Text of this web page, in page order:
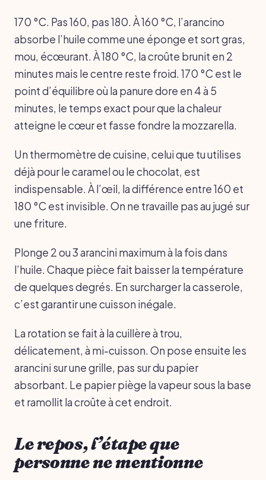
170 °C. Pas 160, pas 180. À 160 °C, l’arancino
absorbe l’huile comme une éponge et sort gras,
mou, écœurant. À 180 °C, la croûte brunit en 2
minutes mais le centre reste froid. 170 °C est le
point d’équilibre où la panure dore en 4 à 5
minutes, le temps exact pour que la chaleur
atteigne le cœur et fasse fondre la mozzarella.
Un thermomètre de cuisine, celui que tu utilises
déjà pour le caramel ou le chocolat, est
indispensable. À l’œil, la différence entre 160 et
180 °C est invisible. On ne travaille pas au jugé sur
une friture.
Plonge 2 ou 3 arancini maximum à la fois dans
l’huile. Chaque pièce fait baisser la température
de quelques degrés. En surcharger la casserole,
c’est garantir une cuisson inégale.
La rotation se fait à la cuillère à trou,
délicatement, à mi-cuisson. On pose ensuite les
arancini sur une grille, pas sur du papier
absorbant. Le papier piège la vapeur sous la base
et ramollit la croûte à cet endroit.
Le repos, l’étape que
personne ne mentionne